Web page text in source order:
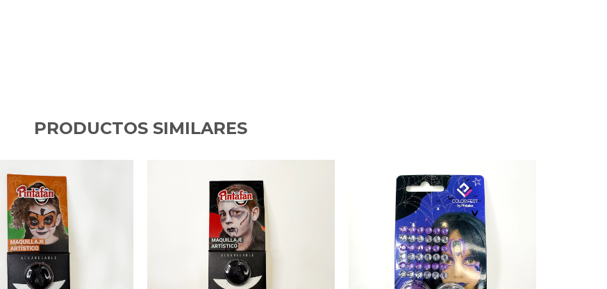
PRODUCTOS SIMILARES